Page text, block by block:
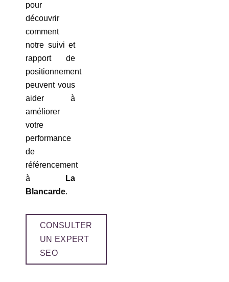
pour
découvrir
comment
notre suivi et
rapport de
positionnement
peuvent vous
aider à
améliorer
votre
performance
de
référencement
à
La
Blancarde.
CONSULTER
UN EXPERT
SEO